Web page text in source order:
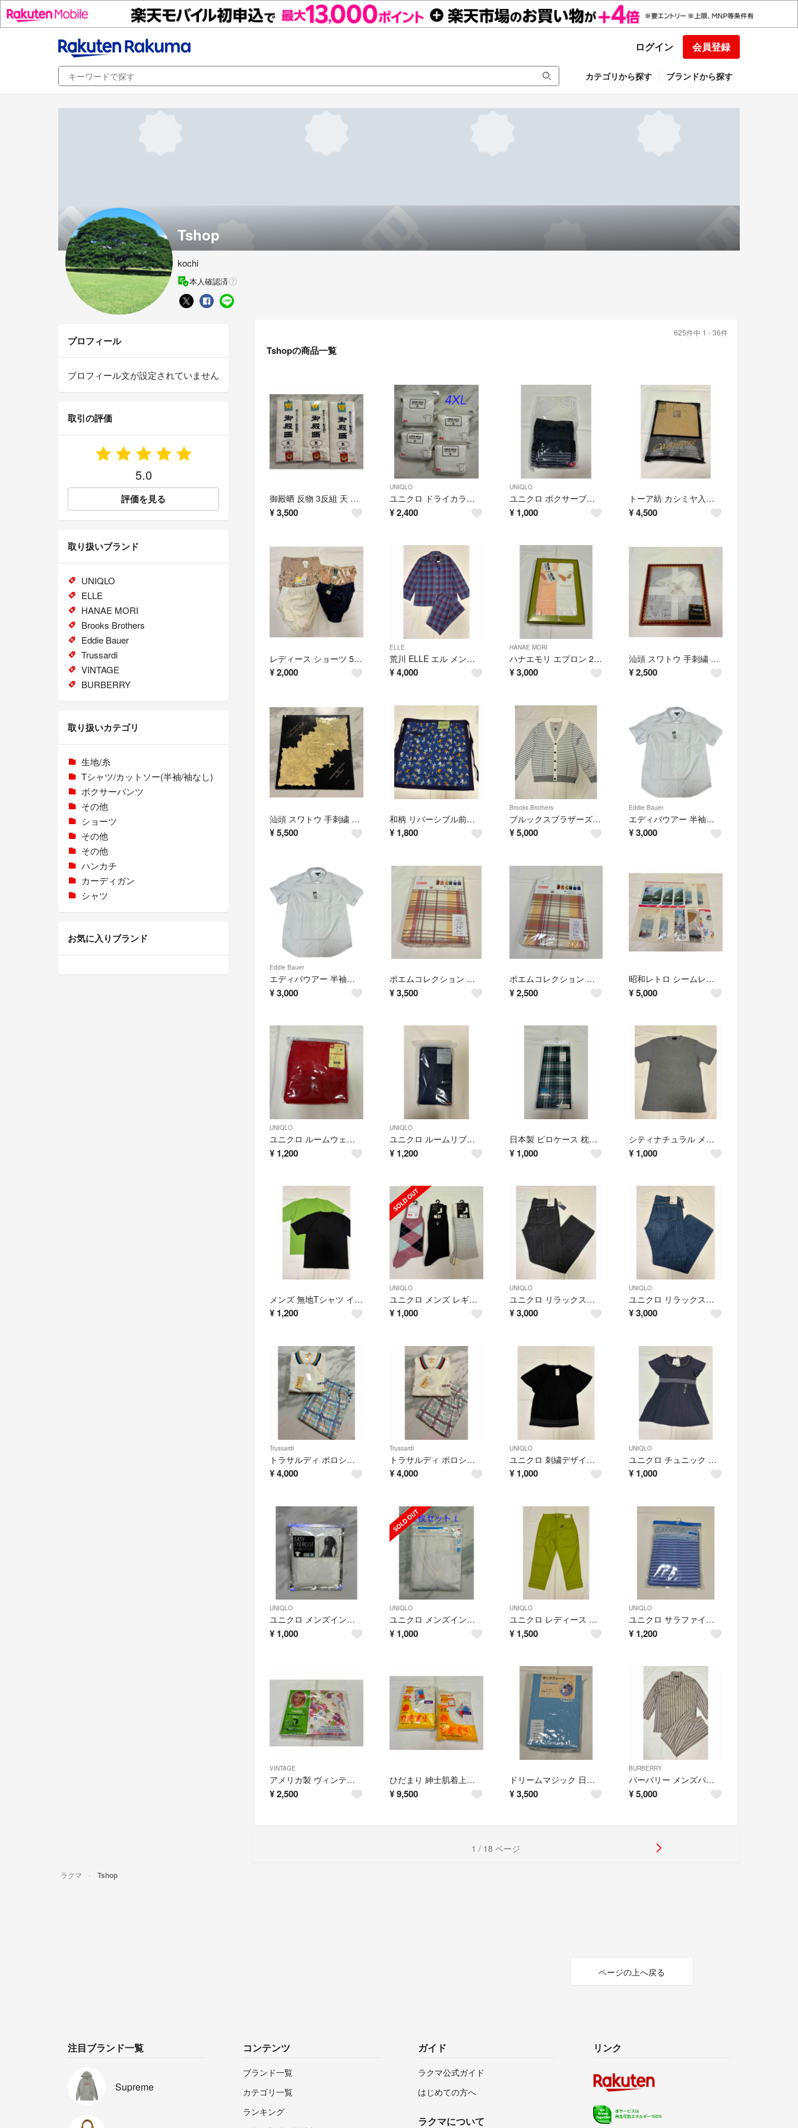
ログイン 会員登録
カテゴリから探す ブランドから探す
Tshop
kochi
本人確認済
625件中 1 - 36件
Tshopの商品一覧
御殿晒 反物 3反組 天 綿100% 34cm巾 10m
¥3,500
UNIQLO
ユニクロ ドライカラー クルーネックTシャツ 4枚セット サイズ4XL
¥2,400
UNIQLO
ユニクロ ボクサーブリーフ(前開き) 2枚 サイズM
¥ 1,000
トーア紡 カシミヤ入り 紳士肌着 長ズボン下 サイズL
¥4,500
レディース ショーツ 5枚セット サイズM
¥2,000
ELLE
荒川 ELLE エル メンズパジャマ 長袖 長ズボン(前開き) サイズM
¥4,000
HANAE MORI
ハナエモリ エプロン 2枚セット
¥ 3,000
汕頭 スワトウ 手刺繍 ハンカチーフ
¥2,500
汕頭 スワトウ 手刺繍 ハンカチーフ
¥5,500
和柄 リバーシブル前掛け エプロン
¥ 1,800
Brooks Brothers
ブルックスブラザーズ カーディガン サイズL
¥ 5,000
Eddie Bauer
エディバウアー 半袖シャツ ビジネスシャツ ワイシャツ
¥3,000
Eddie Bauer
エディバウアー 半袖シャツ ビジネスシャツ ワイシャツ
¥3,000
ポエムコレクション 日本製 敷き布団カバー ダブルロング
¥3,500
ポエムコレクション 日本製 敷き布団カバー シングルロング
¥ 2,500
昭和レトロ シームレスストッキング 10足セット
¥5,000
UNIQLO
ユニクロ ルームウェア バミューダパンツ サイズM
¥ 1,200
UNIQLO
ユニクロ ルームリブパンツ サイズXL
¥ 1,200
日本製 ピロケース 枕カバー 30×50㎝
¥ 1,000
シティナチュラル メンズ リブTシャツ インナーシャツ サイズL
¥ 1,000
メンズ 無地Tシャツ インナーシャツ 2枚セット サイズL
¥ 1,200
UNIQLO
ユニクロ メンズ レギュラーソックス 3足セット サイズ25-27㎝
¥ 1,000
UNIQLO
ユニクロ リラックスブーツカットジーンズ サイズ38
¥ 3,000
UNIQLO
ユニクロ リラックスブーツカットジーンズ サイズ38
¥3,000
Trussardi
トラサルディ ポロシャツ・パンツ セットアップ ルームウエア
¥4,000
Trussardi
トラサルディ ポロシャツ・パンツ セットアップ ルームウエア
¥4,000
UNIQLO
ユニクロ 刺繍デザインT サイズL
¥ 1,000
UNIQLO
ユニクロ チュニック エンブロイダリーT サイズL
¥ 1,000
UNIQLO
ユニクロ メンズインナーウエア イージーエクササイズ サイズL
¥ 1,000
UNIQLO
ユニクロ メンズインナーウェア ドライメッシュVネックT 2枚セット サイズL
¥ 1,000
UNIQLO
ユニクロ レディース カラークロップドパンツ
¥ 1,500
UNIQLO
ユニクロ サラファイン UVカット クルーネックT (長袖)
¥ 1,200
VINTAGE
アメリカ製 ヴィンテージフラットシーツ
¥2,500
ひだまり 紳士肌着上下セット 長袖U首シャツ・ズボン下 サイズL
¥9,500
ドリームマジック 日本製 ボックスシーツ ダブル140×200×28㎝
¥ 3,500
BURBERRY
バーバリー メンズパジャマ
¥5,000
1 / 18 ページ
プロフィール
プロフィール文が設定されていません
取引の評価
5.0
評価を見る
取り扱いブランド
UNIQLO
ELLE
HANAE MORI
Brooks Brothers
Eddie Bauer
Trussardi
VINTAGE
BURBERRY
取り扱いカテゴリ
生地/糸
Tシャツ/カットソー(半袖/袖なし)
ボクサーパンツ
その他
ショーツ
その他
その他
ハンカチ
カーディガン
シャツ
お気に入りブランド
ラクマ Tshop
ページの上へ戻る
注目ブランド一覧
Supreme
コンテンツ
ブランド一覧
カテゴリ一覧
ランキング
ガイド
ラクマ公式ガイド
はじめての方へ
ラクマについて
リンク